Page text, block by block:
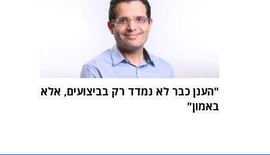
"הענן כבר לא נמדד רק בביצועים, אלא
באמון"